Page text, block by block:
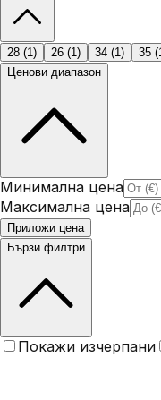
28 (1) 26 (1) 34 (1) 35 (
Ценови диапазон
Минимална цена
Максимална цена
Приложи цена
Бързи филтри
Покажи изчерпани